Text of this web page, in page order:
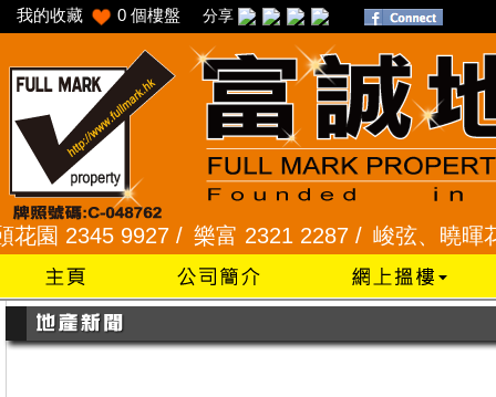
我的收藏 0 個樓盤 分享
9927 / 樂富 2321 2287 / 峻弦、曉暉花園